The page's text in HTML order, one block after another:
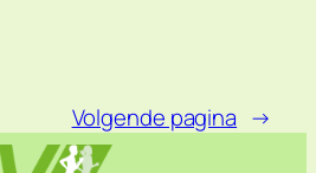
Volgende pagina →